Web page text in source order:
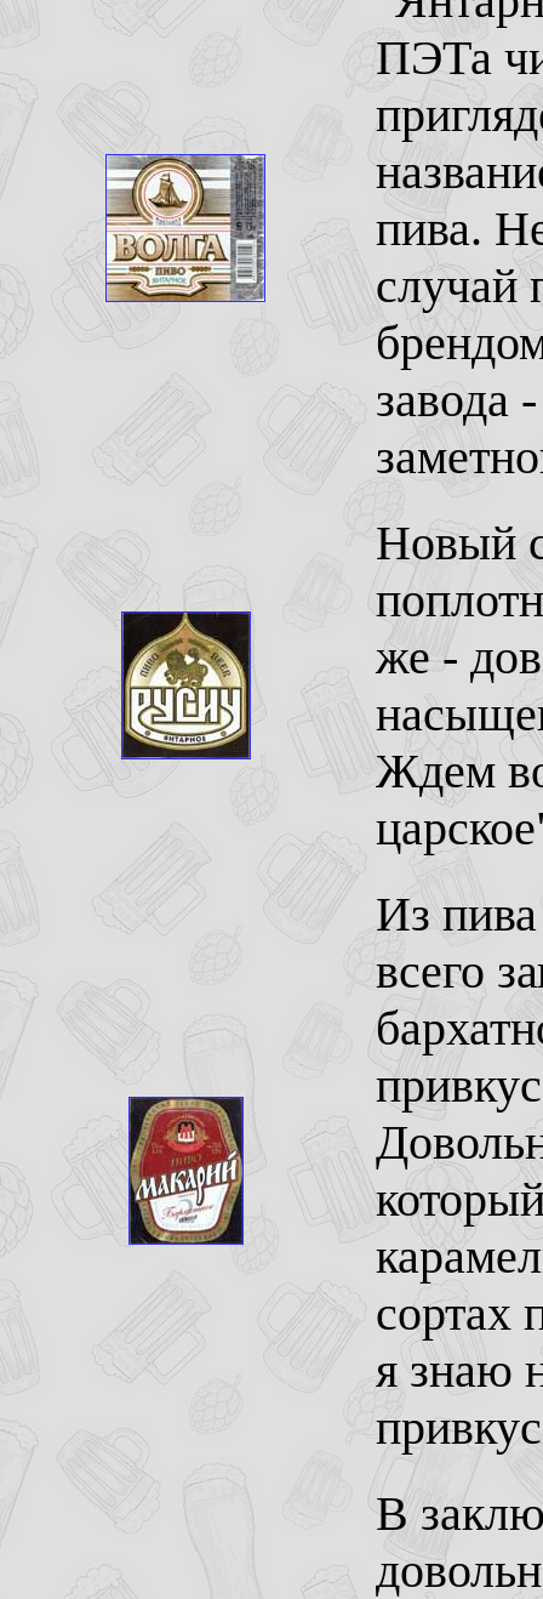
ПЭТа
пива.
случай
завода
Новый
же -
Ждем
Из
всего
сортах
я знаю
В